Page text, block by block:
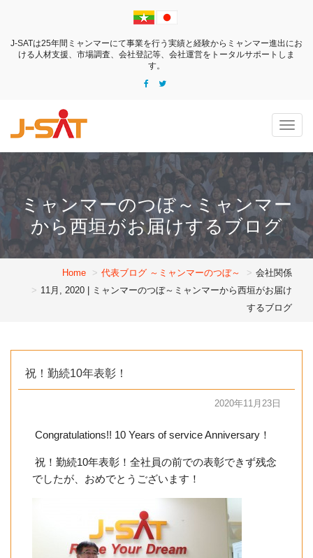
J-SATは25年間ミャンマーにて事業を行う実績と経験からミャンマー進出にお
ける 人材支援、市場調査、会社登記等、会社運営をトータルサポートしま
す。
ミャンマーのつぼ～ミャンマー
から西垣がお届けするブログ
Home 代表ブログ ～ミャンマーのつぼ～
会社関係
11月, 2020 | ミャンマーのつぼ～ミャンマーから西垣がお届け
するブログ
祝！勤続10年表彰！
2020年11月23日
Congratulations!! 10 Years of service Anniversary！
祝！勤続10年表彰！全社員の前での表彰できず残念
でしたが、おめでとうございます！